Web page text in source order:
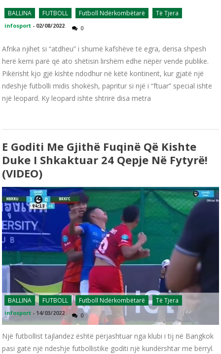
BALLINA FUTBOLL Futboll Ndërkombëtarë Të Tjera
infosport - 02/08/2022 0
Afrika njihet si “atdheu” i shumë kafshëve të egra, derisa shpesh
herë kemi parë që ato shëtisin lirshëm edhe nëpër vende publike.
Pikërisht kjo gjë kishte ndodhur në këtë kontinent, kur gjatë një
ndeshje futbolli midis shokësh, papritur si një i “ftuar” special ishte
një leopard. Ky leopard ishte shtrirë disa metra
E Goditi Me Gjithë Fuqinë Që Kishte
Duke I Shkaktuar 24 Qepje Në Fytyrë!
(VIDEO)
BALLINA FUTBOLL Futboll Ndërkombëtarë Të Tjera
infosport - 14/03/2022 0
Një futbollist tajlandez është përjashtuar nga klubi i tij në Bangkok
pasi gatë një ndeshje futbollistike goditi një kundërshtar me bërryl.